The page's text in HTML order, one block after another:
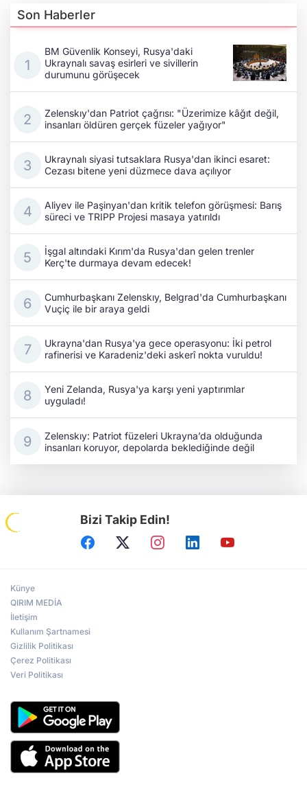
Son Haberler
BM Güvenlik Konseyi, Rusya'daki
Ukraynalı savaş esirleri ve sivillerin
durumunu görüşecek
Zelenskıy'dan Patriot çağrısı: "Üzerimize kâğıt değil,
insanları öldüren gerçek füzeler yağıyor"
Ukraynalı siyasi tutsaklara Rusya'dan ikinci esaret:
Cezası bitene yeni düzmece dava açılıyor
Aliyev ile Paşinyan'dan kritik telefon görüşmesi: Barış
süreci ve TRIPP Projesi masaya yatırıldı
İşgal altındaki Kırım'da Rusya'dan gelen trenler
Kerç'te durmaya devam edecek!
Cumhurbaşkanı Zelenskıy, Belgrad'da Cumhurbaşkanı
Vuçiç ile bir araya geldi
Ukrayna'dan Rusya'ya gece operasyonu: İki petrol
rafinerisi ve Karadeniz'deki askerî nokta vuruldu!
Yeni Zelanda, Rusya'ya karşı yeni yaptırımlar
uyguladı!
Zelenskıy: Patriot füzeleri Ukrayna’da olduğunda
insanları koruyor, depolarda beklediğinde değil
Bizi Takip Edin!
Künye
QIRIM MEDİA
İletişim
Kullanım Şartnamesi
Gizlilik Politikası
Çerez Politikası
Veri Politikası